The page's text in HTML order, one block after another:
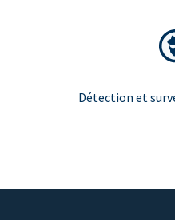
Détection et